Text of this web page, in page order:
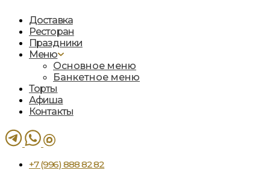
Доставка
Ресторан
Праздники
Меню
Основное меню
Банкетное меню
Торты
Афиша
Контакты
+7 (996) 888 82 82